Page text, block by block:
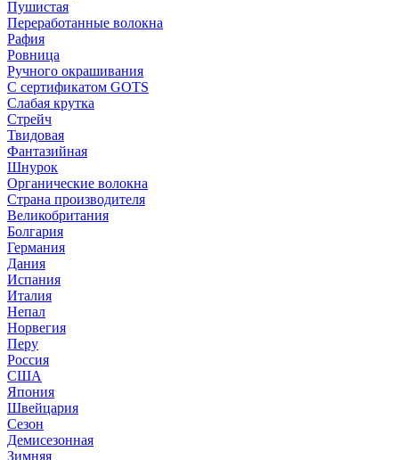
Пушистая
Переработанные волокна
Рафия
Ровница
Ручного окрашивания
С сертификатом GOTS
Слабая крутка
Стрейч
Твидовая
Фантазийная
Шнурок
Органические волокна
Страна производителя
Великобритания
Болгария
Германия
Дания
Испания
Италия
Непал
Норвегия
Перу
Россия
США
Япония
Швейцария
Сезон
Демисезонная
Зимняя